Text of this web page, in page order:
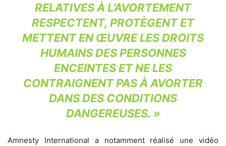
RELATIVES À L’AVORTEMENT
RESPECTENT, PROTÈGENT ET
METTENT EN ŒUVRE LES DROITS
HUMAINS DES PERSONNES
ENCEINTES ET NE LES
CONTRAIGNENT PAS À AVORTER
DANS DES CONDITIONS
DANGEREUSES. »
Amnesty International a notamment réalisé une vidéo